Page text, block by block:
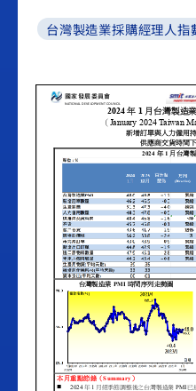
台灣製造業採購經理人